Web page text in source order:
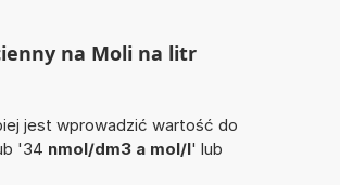
na Moli na litr
jest wprowadzić wartość do
'34 nmol/dm3 a mol/l' lub